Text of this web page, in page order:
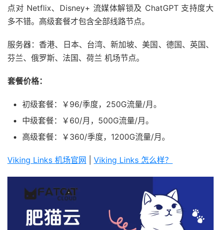
点对 Netflix、Disney+ 流媒体解锁及 ChatGPT 支持度大
多不错。高级套餐才包含全部线路节点。
服务器：香港、日本、台湾、新加坡、美国、德国、英国、
芬兰、俄罗斯、法国、荷兰 机场节点。
套餐价格：
初级套餐：￥96/季度，250G流量/月。
中级套餐：￥60/月，500G流量/月。
高级套餐：￥360/季度，1200G流量/月。
Viking Links 机场官网 Viking Links 怎么样？